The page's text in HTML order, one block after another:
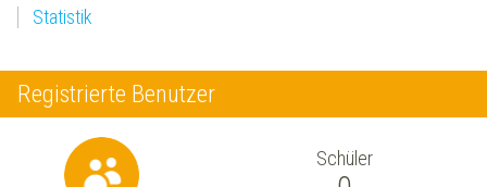
Statistik
Registrierte Benutzer
Schüler